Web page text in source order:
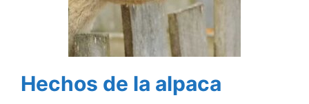
Hechos de la alpaca